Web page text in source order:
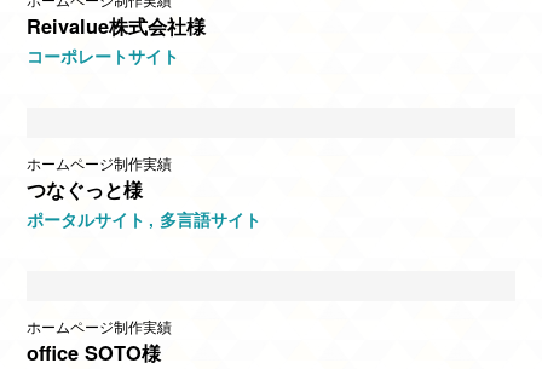
Reivalue株式会社様
コーポレートサイト
ホームページ制作実績
つなぐっと様
ポータルサイト 多言語サイト
ホームページ制作実績
office SOTO様